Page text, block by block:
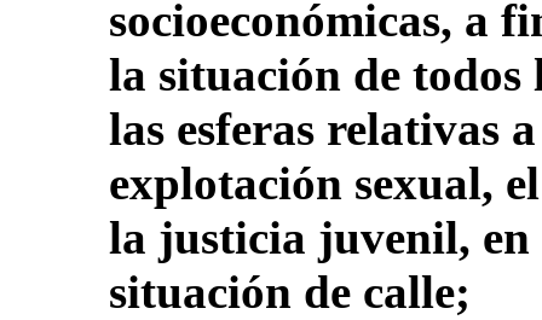
socioeconómicas, a
la situación de todos
las esferas relativas
explotación sexual,
la justicia juvenil,
situación de calle;